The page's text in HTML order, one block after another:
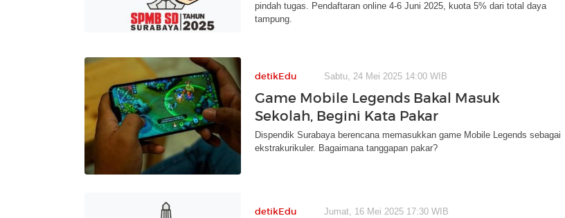
pindah tugas. Pendaftaran online 4-6 Juni 2025, kuota 5% dari total daya
tampung.
detikEdu Sabtu, 24 Mei 2025 14:00 WIB
Game Mobile Legends Bakal Masuk
Sekolah, Begini Kata Pakar
Dispendik Surabaya berencana memasukkan game Mobile Legends sebagai
ekstrakurikuler. Bagaimana tanggapan pakar?
detikEdu Jumat, 16 Mei 2025 17:30 WIB